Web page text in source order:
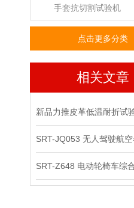
手套抗切割试验机
点击更多分类
相关文章